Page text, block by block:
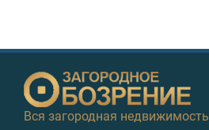
Вся загородная недвижимость